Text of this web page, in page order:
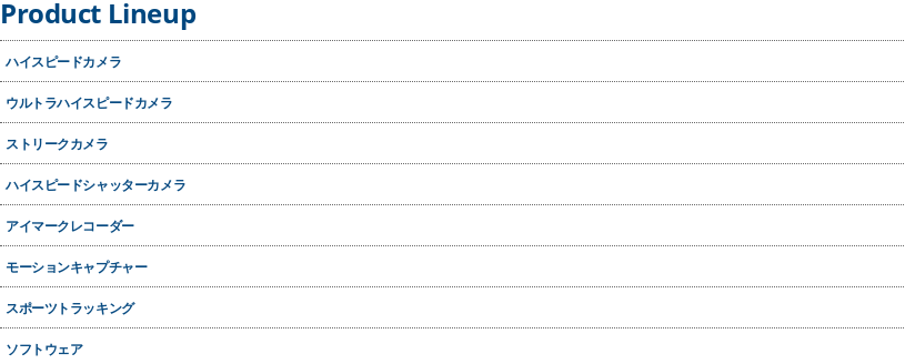
Product Lineup
ハイスピードカメラ
ウルトラハイスピードカメラ
ストリークカメラ
ハイスピードシャッターカメラ
アイマークレコーダー
モーションキャプチャー
スポーツトラッキング
ソフトウェア